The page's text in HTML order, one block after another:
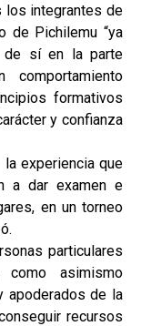
los integrantes de
de Pichilemu “ya
de sí en la parte
comportamiento
formativos
y confianza
experiencia que
a dar examen e
en un torneo
particulares
asimismo
apoderados de la
recursos